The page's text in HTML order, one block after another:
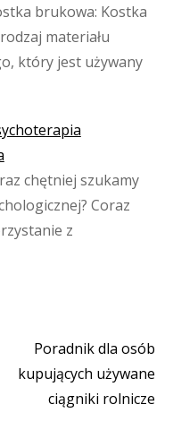
brukowa: Kostka
materiału
który jest używany
chętniej szukamy
Coraz
z
Poradnik dla osób
kupujących używane
ciągniki rolnicze